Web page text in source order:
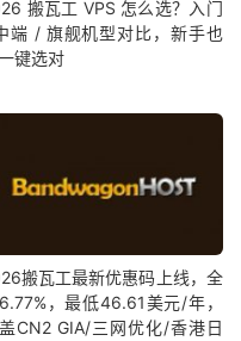
搬瓦工 VPS 怎么选？入门
端 / 旗舰机型对比，新手也
键选对
搬瓦工最新优惠码上线，全
，最低46.61美元/年，
CN2 GIA/三网优化/香港日